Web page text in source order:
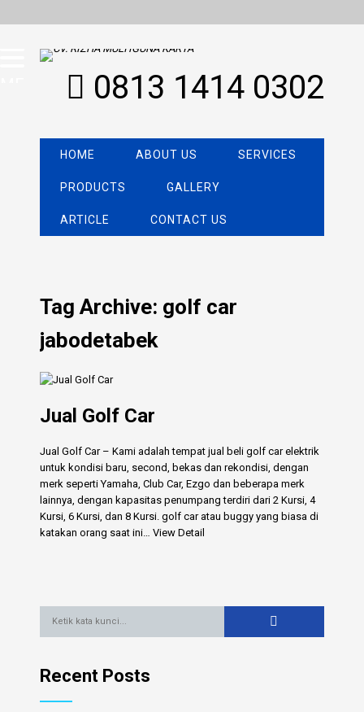
0813 1414 0302
HOME ABOUT US SERVICES
PRODUCTS GALLERY
ARTICLE CONTACT US
Tag Archive: golf car
jabodetabek
Jual Golf Car
Jual Golf Car – Kami adalah tempat jual beli golf car elektrik
untuk kondisi baru, second, bekas dan rekondisi, dengan
merk seperti Yamaha, Club Car, Ezgo dan beberapa merk
lainnya, dengan kapasitas penumpang terdiri dari 2 Kursi, 4
Kursi, 6 Kursi, dan 8 Kursi. golf car atau buggy yang biasa di
katakan orang saat ini…View Detail
Recent Posts